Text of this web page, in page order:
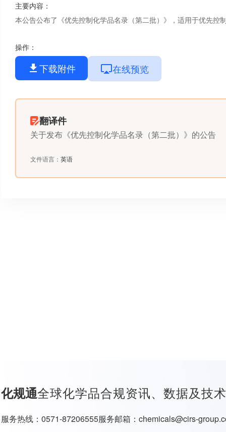
主要内容 ：
本公告公布了《优先控制化学品名录（第二批）》，适用于优先控
操作 ：
下载附件 在线预览
翻译件
关于发布《优先控制化学品名录（第二批）》的公告
文件语言 ： 英语
化规通全球化学品合规资讯、数据及技
服务热线： 0571-87206555服务邮箱： chemicals@cirs-